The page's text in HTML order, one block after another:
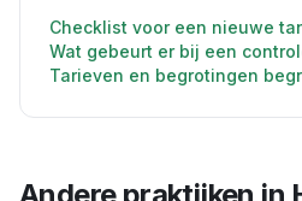
Checklist voor een nieuwe
Wat gebeurt er bij een
Tarieven en begrotingen